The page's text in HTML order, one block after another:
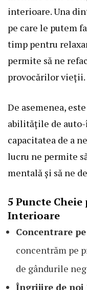
interioare. Una
pe care le putem
timp pentru
permite să ne
provocărilor vieții.
De asemenea,
abilitățile de
capacitatea de a
lucru ne permite
mentală și să ne
5 Puncte
Interioare
Concentrare
concentrăm pe
de gândurile
Îngrijire de noi